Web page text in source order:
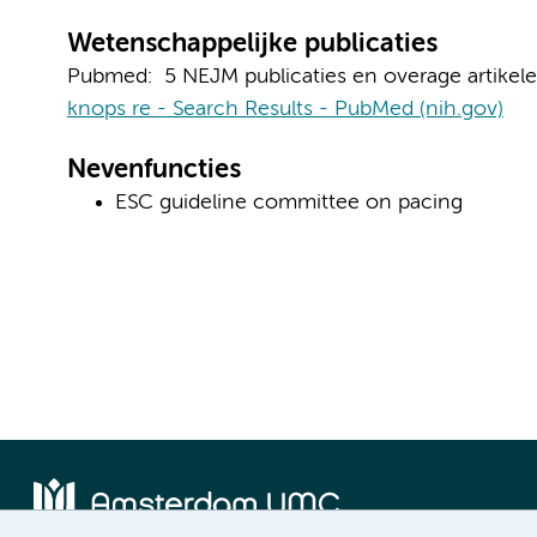
Wetenschappelijke publicaties
Pubmed: 5 NEJM publicaties en overage
knops re - Search Results - PubMed (nih.gov)
Nevenfuncties
ESC guideline committee on pacing